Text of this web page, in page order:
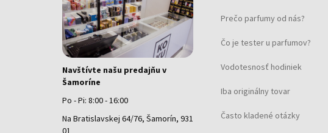
Navštívte našu predajňu v
Šamoríne
Po - Pi: 8:00 - 16:00
Na Bratislavskej 64/76, Šamorín, 931
01
Prečo parfumy od nás?
Čo je tester u parfumov?
Vodotesnosť hodiniek
Iba originálny tovar
Často kladené otázky